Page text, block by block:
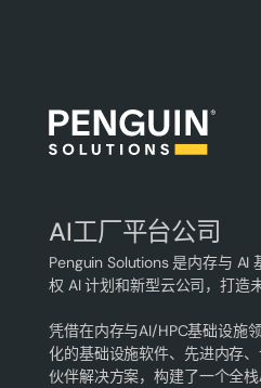
AI工厂平台公司
Penguin Solutions 是内存与 AI
权 AI 计划和新型云公司，打造
凭借在内存与AI/HPC基础设施
化的基础设施软件、先进内存
伙伴解决方案，构建了一个全